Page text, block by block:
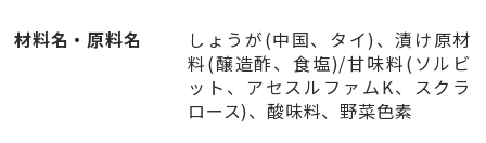
材料名・原料名
しょうが(中国、タイ)、漬け原材
料(醸造酢、食塩)/甘味料(ソルビ
ット、アセスルファムK、スクラ
ロース)、酸味料、野菜色素